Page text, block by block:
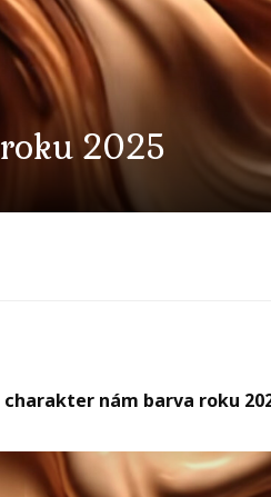
2025
charakter nám barva roku